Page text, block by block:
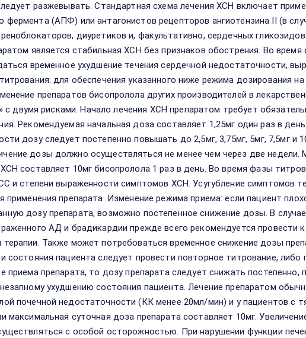
разжевывать. Стандартная схема лечения ХСН включает
фермента (АПФ) или антагонистов рецепторов ангиотензина II (в
диуретиков и, факультативно, сердечных
является стабильная ХСН без признаков обострения. Во
временное ухудшение течения сердечной недостаточности,
для обеспечения указанного ниже режима дозирования на
препаратов бисопролола других производителей в
с двумя рисками. Начало лечения ХСН препаратом требует
Рекомендуемая начальная доза составляет 1,25мг один раз в
дозу следует постепенно повышать до 2,5мг, 3,75мг, 5мг, 7,5мг и
дозы должно осуществляться не менее чем через две недели.
составляет 10мг бисопролола 1 раз в день. Во время фазы
и степени выраженности симптомов ХСН. Усугубление симптомов
препарата. Изменение режима приема: если пациент
дозу препарата, возможно постепенное снижение дозы. В случае
АД и брадикардии прежде всего рекомендуется провести
Также может потребоваться временное снижение дозы
состояния пациента следует провести повторное титрование, либо
приема препарата, то дозу препарата следует снижать постепенно,
ухудшению состояния пациента. Лечение препаратом
почечной недостаточности (КК менее 20мл/мин) и у пациентов с
максимальная суточная доза препарата составляет 10мг.
с особой осторожностью. При нарушении функции